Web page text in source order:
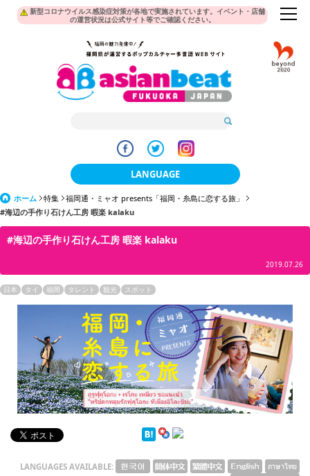
新型コロナウイルス感染症対策が各地で実施されています。イベント・店舗
の運営状況は公式サイト等でご確認ください。
LANGUAGE
日本語
한국어
繁體中文
English
ภาษาไทย
tiéng Viêt
Bahasa Indonesia
ホーム 特集
福岡通・ミャオ presents「福岡・糸島に恋する旅」
#海辺の手作り石けん工房 暇楽 kalaku
#海辺の手作り石けん工房 暇楽 kalaku
2019.07.26
日本 タイ 福岡 タレント 観光 スポット
LANGUAGES AVAILABLE: